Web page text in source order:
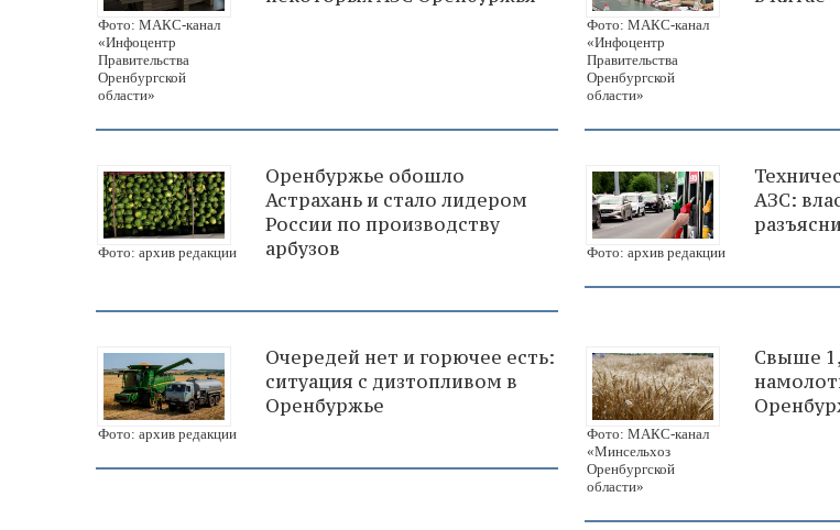
Фото: МАКС-канал
«Инфоцентр
Правительства
Оренбургской
области»
Фото: МАКС-канал
«Инфоцентр
Правительства
Оренбургской
области»
Фото: архив редакции
Оренбуржье обошло
Астрахань и стало лидером
России по производству
арбузов
Фото: архив редакции
АЗС:
Фото: архив редакции
Очередей нет и горючее есть:
ситуация с дизтопливом в
Оренбуржье
Фото: МАКС-канал
«Минсельхоз
Оренбургской
области»
Свыше